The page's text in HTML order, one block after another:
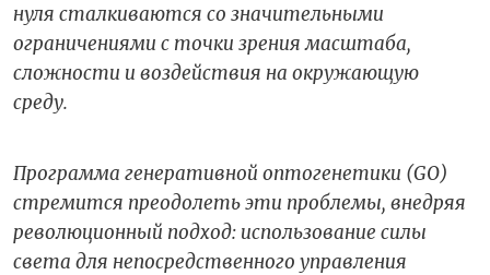
нуля сталкиваются со значительными
ограничениями с точки зрения масштаба,
сложности и воздействия на окружающую
среду.
Программа генеративной оптогенетики (GO)
стремится преодолеть эти проблемы, внедряя
революционный подход: использование силы
света для непосредственного управления